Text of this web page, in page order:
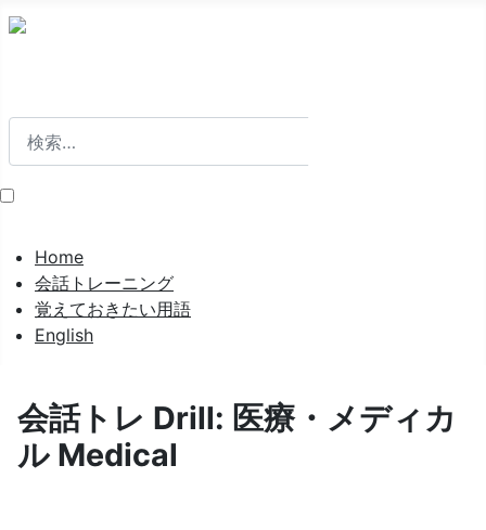
Home
会話トレーニング
覚えておきたい用語
English
会話トレ Drill: 医療・メディカ
ル Medical